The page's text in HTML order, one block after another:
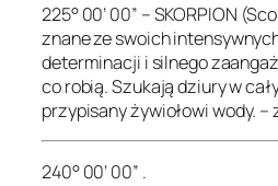
225° 00’ 00” – SKORPION
znane ze swoich
determinacji i silnego
co robią. Szukają dziury w
przypisany żywiołowi wody. –
240° 00’ 00” .